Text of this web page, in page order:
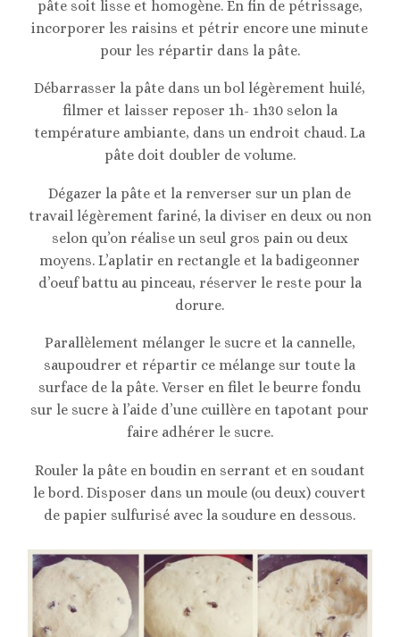
pâte soit lisse et homogène. En fin de pétrissage,
incorporer les raisins et pétrir encore une minute
pour les répartir dans la pâte.
Débarrasser la pâte dans un bol légèrement huilé,
filmer et laisser reposer 1h- 1h30 selon la
température ambiante, dans un endroit chaud. La
pâte doit doubler de volume.
Dégazer la pâte et la renverser sur un plan de
travail légèrement fariné, la diviser en deux ou non
selon qu’on réalise un seul gros pain ou deux
moyens. L’aplatir en rectangle et la badigeonner
d’oeuf battu au pinceau, réserver le reste pour la
dorure.
Parallèlement mélanger le sucre et la cannelle,
saupoudrer et répartir ce mélange sur toute la
surface de la pâte. Verser en filet le beurre fondu
sur le sucre à l’aide d’une cuillère en tapotant pour
faire adhérer le sucre.
Rouler la pâte en boudin en serrant et en soudant
le bord. Disposer dans un moule (ou deux) couvert
de papier sulfurisé avec la soudure en dessous.